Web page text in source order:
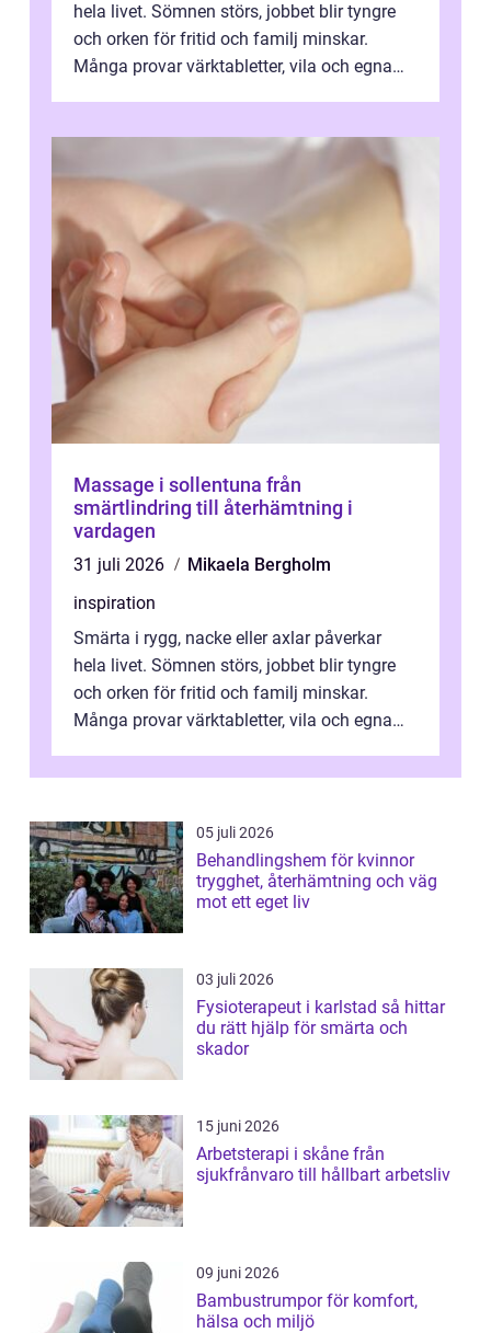
hela livet. Sömnen störs, jobbet blir tyngre
och orken för fritid och familj minskar.
Många provar värktabletter, vila och egna
Massage i sollentuna från
smärtlindring till återhämtning i
vardagen
31 juli 2026
Mikaela Bergholm
inspiration
Smärta i rygg, nacke eller axlar påverkar
hela livet. Sömnen störs, jobbet blir tyngre
och orken för fritid och familj minskar.
Många provar värktabletter, vila och egna
05 juli 2026
Behandlingshem för kvinnor
trygghet, återhämtning och väg
mot ett eget liv
03 juli 2026
Fysioterapeut i karlstad så hittar
du rätt hjälp för smärta och
skador
15 juni 2026
Arbetsterapi i skåne från
sjukfrånvaro till hållbart arbetsliv
09 juni 2026
Bambustrumpor för komfort,
hälsa och miljö